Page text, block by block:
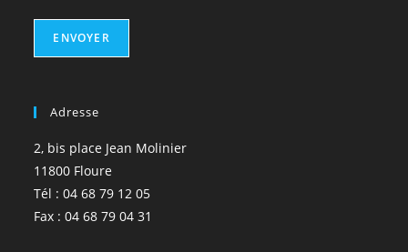
ENVOYER
Adresse
2, bis place Jean Molinier
11800 Floure
Tél : 04 68 79 12 05
Fax : 04 68 79 04 31